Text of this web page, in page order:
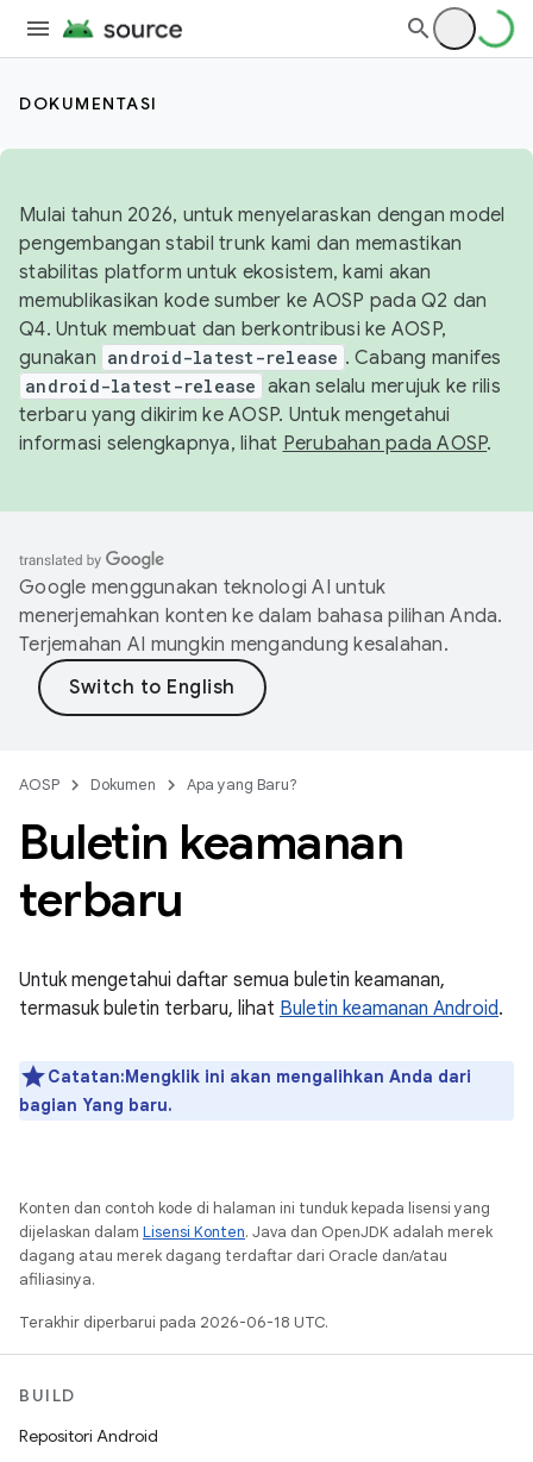
DOKUMENTASI
Mulai tahun 2026, untuk menyelaraskan dengan model
pengembangan stabil trunk kami dan memastikan
stabilitas platform untuk ekosistem, kami akan
memublikasikan kode sumber ke AOSP pada Q2 dan
Q4. Untuk membuat dan berkontribusi ke AOSP,
gunakan android-latest-release . Cabang manifes
android-latest-release akan selalu merujuk ke rilis
terbaru yang dikirim ke AOSP. Untuk mengetahui
informasi selengkapnya, lihat Perubahan pada AOSP.
Google menggunakan teknologi AI untuk
menerjemahkan konten ke dalam bahasa pilihan Anda.
Terjemahan AI mungkin mengandung kesalahan.
AOSP Dokumen Apa yang Baru?
Buletin keamanan
terbaru
Untuk mengetahui daftar semua buletin keamanan,
termasuk buletin terbaru, lihat Buletin keamanan Android.
Catatan:Mengklik ini akan mengalihkan Anda dari
bagian Yang baru.
Konten dan contoh kode di halaman ini tunduk kepada lisensi yang
dijelaskan dalam Lisensi Konten. Java dan OpenJDK adalah merek
dagang atau merek dagang terdaftar dari Oracle dan/atau
afiliasinya.
Terakhir diperbarui pada 2026-06-18 UTC.
BUILD
Repositori Android